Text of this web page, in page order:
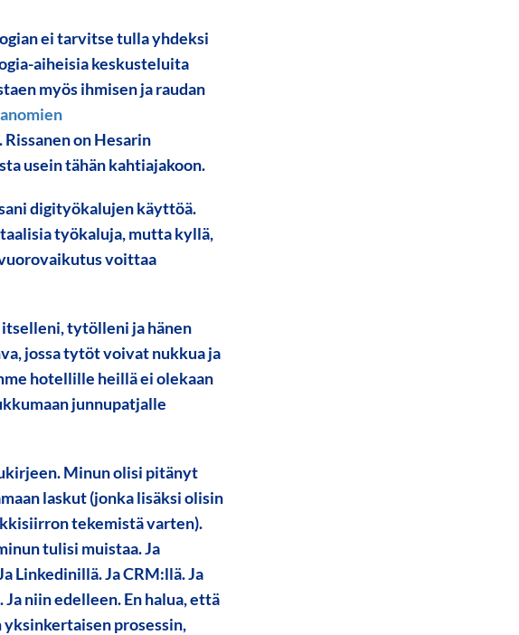
ei tarvitse tulla yhdeksi
aiheisia keskusteluita
myös ihmisen ja raudan
on Hesarin
usein tähän kahtiajakoon.
digityökalujen käyttöä.
työkaluja, mutta kyllä,
voittaa
tytölleni ja hänen
jossa tytöt voivat nukkua ja
hotellille heillä ei olekaan
junnupatjalle
Minun olisi pitänyt
laskut (jonka lisäksi olisin
tekemistä varten).
tulisi muistaa. Ja
Linkedinillä. Ja CRM:llä. Ja
niin edelleen. En halua, että
prosessin,